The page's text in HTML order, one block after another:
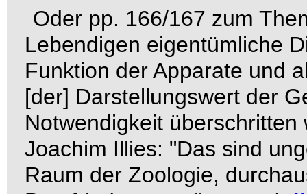
Oder pp. 166/167 zum
Lebendigen eigentümliche
Funktion der Apparate und
[der] Darstellungswert der
Notwendigkeit
Joachim Illies: "Das sind
Raum der Zoologie,